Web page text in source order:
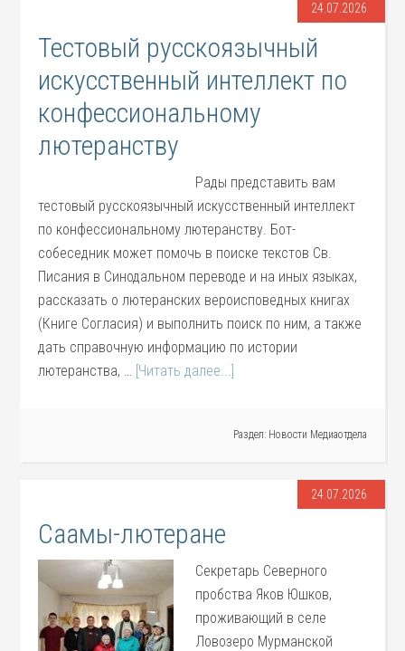
24.07.2026
Тестовый русскоязычный
искусственный интеллект по
конфессиональному
лютеранству
Рады представить вам
тестовый русскоязычный искусственный интеллект
по конфессиональному лютеранству. Бот-
собеседник может помочь в поиске текстов Св.
Писания в Синодальном переводе и на иных языках,
рассказать о лютеранских вероисповедных книгах
(Книге Согласия) и выполнить поиск по ним, а также
дать справочную информацию по истории
лютеранства, … [Читать далее...]
Раздел: Новости Медиаотдела
24.07.2026
Саамы-лютеране
Секретарь Северного
пробства Яков Юшков,
проживающий в селе
Ловозеро Мурманской